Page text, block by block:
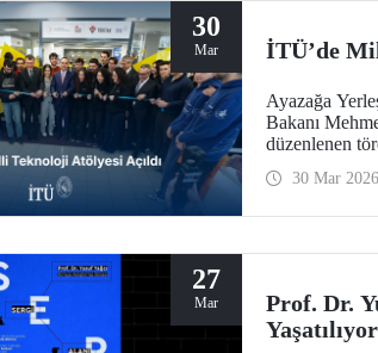
30
Mar İTÜ’de
Ayazağa
Bakanı
düzenlenen
30 Mar 2026
27
Mar
Prof. Dr.
Yaşatılıyor